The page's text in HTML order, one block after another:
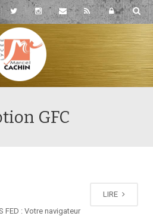
GFC
LIRE
FED : Votre navigateur